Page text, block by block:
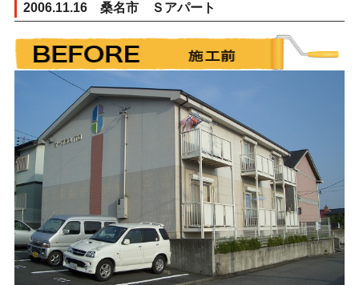
2006.11.16 桑名市 Ｓアパート